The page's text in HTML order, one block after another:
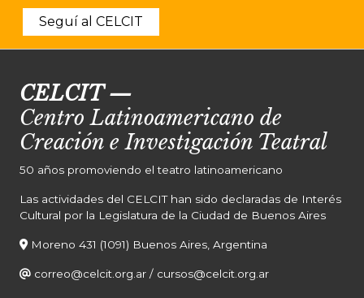
Seguí al CELCIT
CELCIT—
Centro Latinoamericano de
Creación e Investigación Teatral
50 años promoviendo el teatro latinoamericano
Las actividades del CELCIT han sido declaradas de Interés
Cultural por la Legislatura de la Ciudad de Buenos Aires
Moreno 431 (1091) Buenos Aires, Argentina
correo@celcit.org.ar / cursos@celcit.org.ar